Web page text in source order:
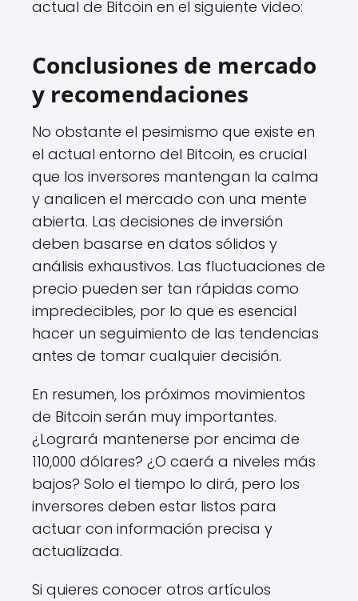
actual de Bitcoin en el siguiente video:
Conclusiones de mercado
y recomendaciones
No obstante el pesimismo que existe en
el actual entorno del Bitcoin, es crucial
que los inversores mantengan la calma
y analicen el mercado con una mente
abierta. Las decisiones de inversión
deben basarse en datos sólidos y
análisis exhaustivos. Las fluctuaciones de
precio pueden ser tan rápidas como
impredecibles, por lo que es esencial
hacer un seguimiento de las tendencias
antes de tomar cualquier decisión.
En resumen, los próximos movimientos
de Bitcoin serán muy importantes.
¿Logrará mantenerse por encima de
110,000 dólares? ¿O caerá a niveles más
bajos? Solo el tiempo lo dirá, pero los
inversores deben estar listos para
actuar con información precisa y
actualizada.
Si quieres conocer otros artículos